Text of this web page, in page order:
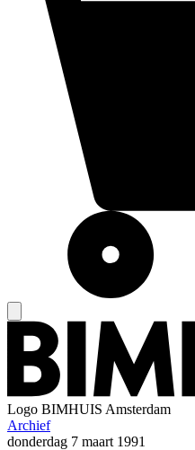
Logo BIMHUIS Amsterdam
Archief
donderdag 7 maart 1991